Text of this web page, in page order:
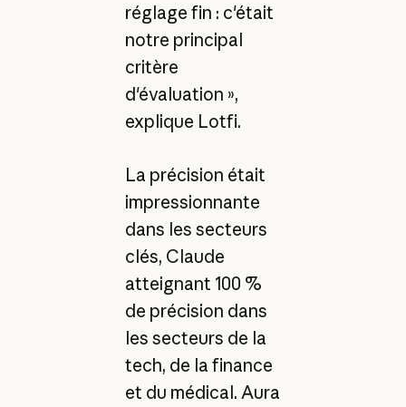
réglage fin : c'était
notre principal
critère
d'évaluation »,
explique Lotfi.
La précision était
impressionnante
dans les secteurs
clés, Claude
atteignant 100 %
de précision dans
les secteurs de la
tech, de la finance
et du médical. Aura